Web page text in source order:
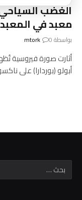
الغضب
معبد في
بواسطة mtork 0
أثارت صورة فيروسية
أبولو (بوردارا) على